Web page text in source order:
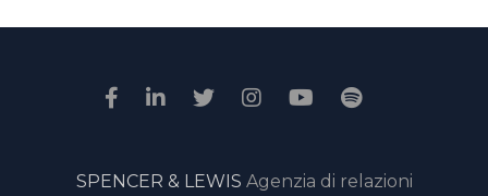
SPENCER & LEWIS Agenzia di relazioni